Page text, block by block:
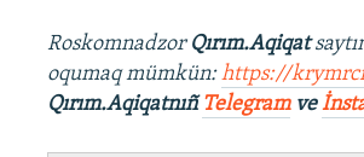
Roskomnadzor Qırım.Aqiqat
oqumaq mümkün:https://
Qırım.AqiqatnıñTelegramve